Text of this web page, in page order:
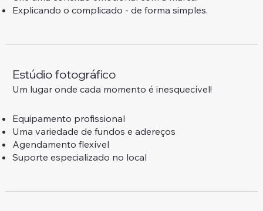
Explicando o complicado - de forma simples.
Estúdio fotográfico
Um lugar onde cada momento é inesquecível!
Equipamento profissional
Uma variedade de fundos e adereços
Agendamento flexível
Suporte especializado no local